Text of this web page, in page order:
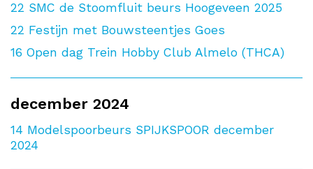
22 SMC de Stoomfluit beurs Hoogeveen 2025
22 Festijn met Bouwsteentjes Goes
16 Open dag Trein Hobby Club Almelo (THCA)
december 2024
14 Modelspoorbeurs SPIJKSPOOR december
2024